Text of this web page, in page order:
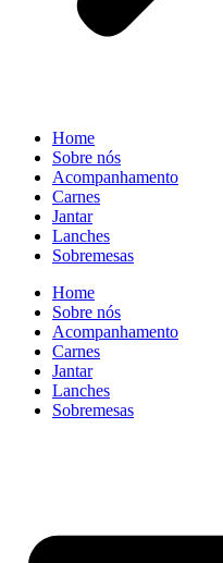
Home
Sobre nós
Acompanhamento
Carnes
Jantar
Lanches
Sobremesas
Home
Sobre nós
Acompanhamento
Carnes
Jantar
Lanches
Sobremesas